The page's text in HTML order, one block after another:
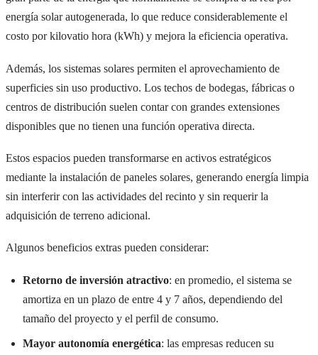
energía solar autogenerada, lo que reduce considerablemente el
costo por kilovatio hora (kWh) y mejora la eficiencia operativa.
Además, los sistemas solares permiten el aprovechamiento de
superficies sin uso productivo. Los techos de bodegas, fábricas o
centros de distribución suelen contar con grandes extensiones
disponibles que no tienen una función operativa directa.
Estos espacios pueden transformarse en activos estratégicos
mediante la instalación de paneles solares, generando energía limpia
sin interferir con las actividades del recinto y sin requerir la
adquisición de terreno adicional.
Algunos beneficios extras pueden considerar:
Retorno de inversión atractivo: en promedio, el sistema se
amortiza en un plazo de entre 4 y 7 años, dependiendo del
tamaño del proyecto y el perfil de consumo.
Mayor autonomía energética: las empresas reducen su